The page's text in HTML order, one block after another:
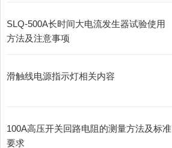
SLQ-500A长时间大电流发生器试验使用
方法及注意事项
滑触线电源指示灯相关内容
100A高压开关回路电阻的测量方法及标准
要求